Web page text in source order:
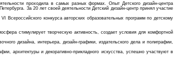
проходила в самых разных формах. Опыт Детского дизайн-центра
За 20 лет своей деятельности Детский дизайн-центр принял участие
Всероссийского конкурса авторских образовательных программ по детскому
стимулирует творческую активность, создает условия для комфортной
дизайна, интерьера, дизайн-графики, издательского дела и полиграфии,
архитектуры и декоративно-прикладного искусства, успешно участвуют в